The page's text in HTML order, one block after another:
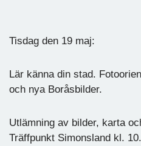
Tisdag den 19 maj:
Lär känna din stad.
och nya Boråsbilder.
Utlämning av bilder, karta
Träffpunkt Simonsland kl.